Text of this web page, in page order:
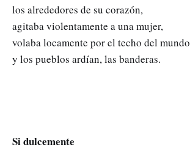
los alrededores de su corazón,
agitaba violentamente a una mujer,
volaba locamente por el techo del mundo
y los pueblos ardían, las banderas.
Si dulcemente